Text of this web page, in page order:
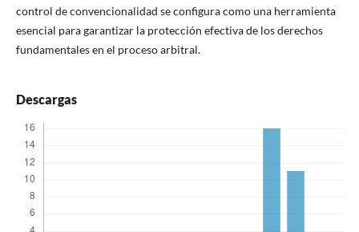
control de convencionalidad se configura como una herramienta
esencial para garantizar la protección efectiva de los derechos
fundamentales en el proceso arbitral.
Descargas